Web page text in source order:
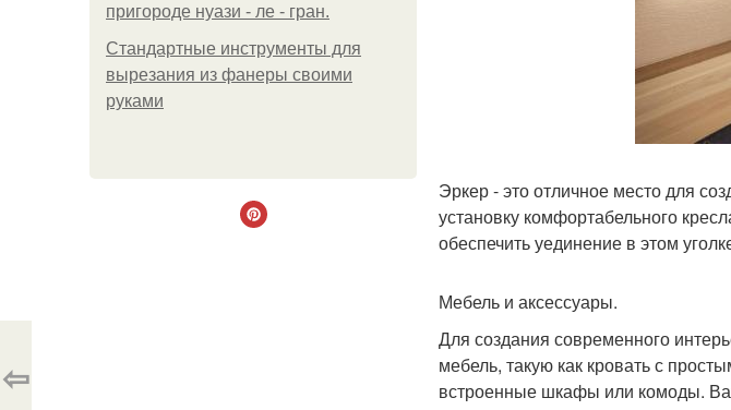
пригороде нуази - ле - гран.
Стандартные инструменты для
вырезания из фанеры своими
руками
Эркер - это отличное место для
установку комфортабельного
обеспечить уединение в этом
Мебель и аксессуары.
Для создания современного
мебель, такую как кровать с
встроенные шкафы или комоды.
⇦